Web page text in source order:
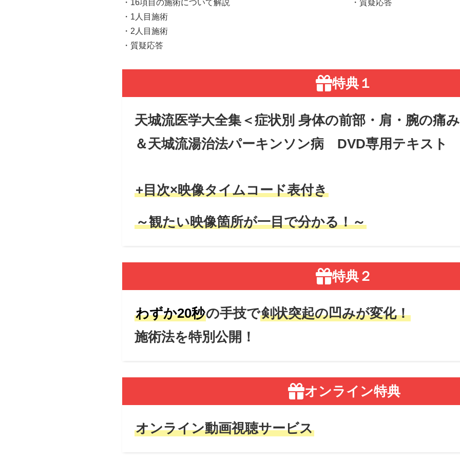
・16項目の施術について解説
・1人目施術
・2人目施術
・質疑応答
・質疑応答
特典１
天城流医学大全集＜症状別 身体の前部・肩・腕の痛
＆天城流湯治法パーキンソン病 DVD専用テキスト
+目次×映像タイムコード表付き
～観たい映像箇所が一目で分かる！～
特典２
わずか20秒の手技で剣状突起の凹みが変化！
施術法を特別公開！
オンライン特典
オンライン動画視聴サービス